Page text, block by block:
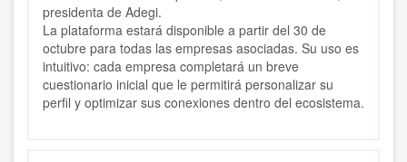
presidenta de Adegi.
La plataforma estará disponible a partir del 30 de
octubre para todas las empresas asociadas. Su uso es
intuitivo: cada empresa completará un breve
cuestionario inicial que le permitirá personalizar su
perfil y optimizar sus conexiones dentro del ecosistema.